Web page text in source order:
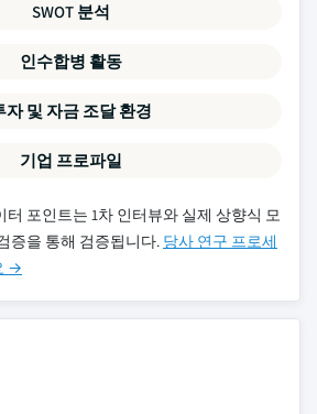
SWOT 분석
인수합병 활동
자 및 자금 조달 환경
기업 프로파일
터 포인트는 1차 인터뷰와 실제 상향식 모
증을 통해 검증됩니다. 당사 연구 프로세
→